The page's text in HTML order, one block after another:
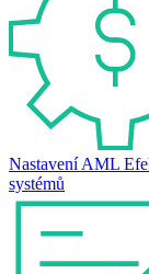
Nastavení AML
systémů